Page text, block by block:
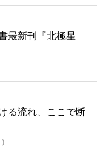
最新刊『北極星
る流れ、ここで断
)